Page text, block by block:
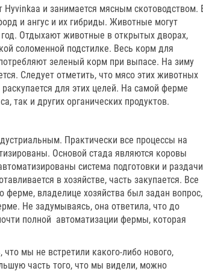
Hyvinkaa и занимается мясным скотоводством.
и ангус и их гибриды. Животные могут
Отдыхают животные в открытых дворах,
соломенной подстилке. Весь корм для
зеленый корм при выпасе. На зиму
Следует отметить, что мясо этих животных
для этих целей. На самой ферме
так и других органических продуктов.
Практически все процессы на
Основой стада являются коровы
система подготовки и раздачи
в хозяйстве, часть закупается. Все
ферме, владелице хозяйства был задан вопрос,
Не задумываясь, она ответила, что до
полной автоматизации фермы, которая
мы не встретили какого-либо нового,
часть того, что мы видели, можно